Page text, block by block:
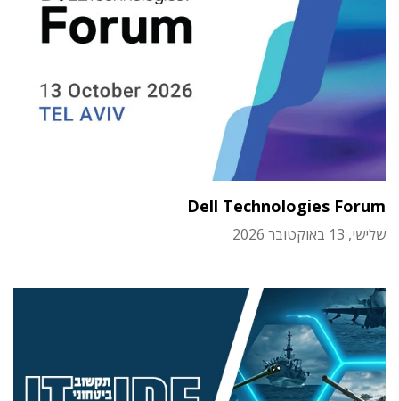
Dell Technologies Forum
שלישי, 13 באוקטובר 2026